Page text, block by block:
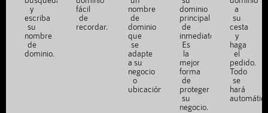
y
escriba
su
nombre
de
dominio.
fácil
de
recordar.
nombre
de
dominio
que
se
adapte
a su
negocio
o
ubicación.
dominio
principal
de
inmediato.
Es
la
mejor
forma
de
proteger
su
negocio.
a
su
cesta
y
haga
el
pedido.
Todo
se
hará